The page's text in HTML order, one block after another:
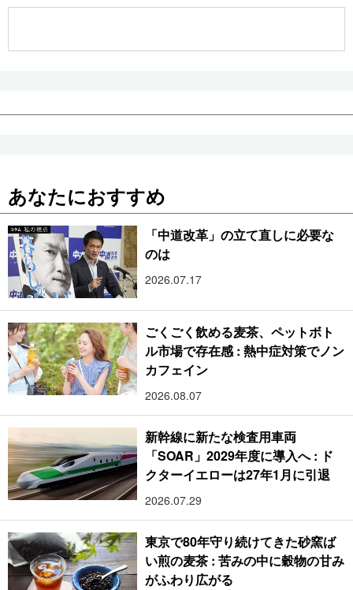
公式SNS
あなたにおすすめ
「中道改革」の立て直しに必要な
のは
2026.07.17
ごくごく飲める麦茶、ペットボト
ル市場で存在感 : 熱中症対策でノン
カフェイン
2026.08.07
新幹線に新たな検査用車両
「SOAR」2029年度に導入へ : ド
クターイエローは27年1月に引退
2026.07.29
東京で80年守り続けてきた砂窯ば
い煎の麦茶 : 苦みの中に穀物の甘み
がふわり広がる